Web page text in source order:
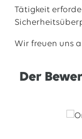
begleitenden
Ausbildung von
Ausbildung
ansprachen.
Was sind deine
Meine
Tätigkeit
Wir freuen uns
Der